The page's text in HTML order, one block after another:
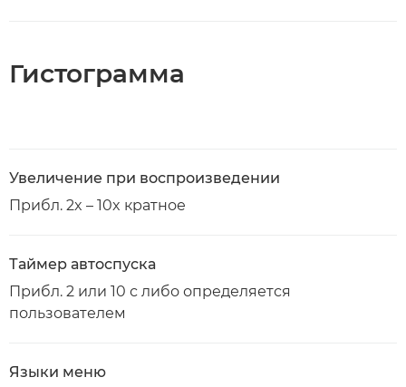
Гистограмма
Увеличение при воспроизведении
Прибл. 2x – 10x кратное
Таймер автоспуска
Прибл. 2 или 10 с либо определяется
пользователем
Языки меню